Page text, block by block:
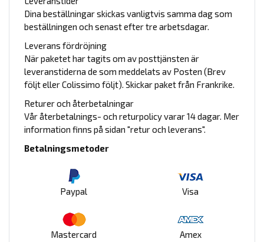
Dina beställningar skickas vanligtvis samma dag som
beställningen och senast efter tre arbetsdagar.
Leverans fördröjning
När paketet har tagits om av posttjänsten är
leveranstiderna de som meddelats av Posten (Brev
följt eller Colissimo följt). Skickar paket från Frankrike.
Returer och återbetalningar
Vår återbetalnings- och returpolicy varar 14 dagar. Mer
information finns på sidan "retur och leverans".
Betalningsmetoder
Paypal Visa
Mastercard Amex